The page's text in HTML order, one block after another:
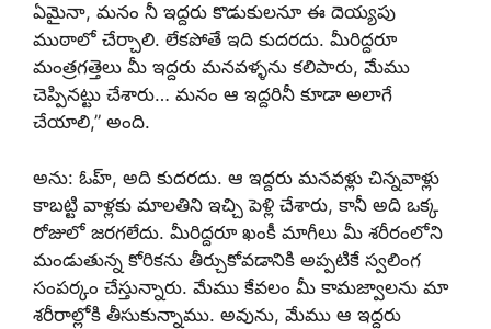
ఏమైనా, మనం నీ ఇద్దరు కొడుకులనూ ఈ దెయ్యపు
ముఠాలో చేర్చాలి. లేకపోతే ఇది కుదరదు. మీరిద్దరూ
మంత్రగత్తెలు మీ ఇద్దరు మనవళ్ళను కలిపారు, మేము
చెప్పినట్టు చేశారు… మనం ఆ ఇద్దరినీ కూడా అలాగే
చేయాలి,” అంది.
అను: ఓహ్, అది కుదరదు. ఆ ఇద్దరు మనవళ్లు చిన్నవాళ్లు
కాబట్టి వాళ్లకు మాలతిని ఇచ్చి పెళ్లి చేశారు, కానీ అది ఒక్క
రోజులో జరగలేదు. మీరిద్దరూ ఖంకీ మాగీలు మీ శరీరంలోని
మండుతున్న కోరికను తీర్చుకోవడానికి అప్పటికే స్వలింగ
సంపర్కం చేస్తున్నారు. మేము కేవలం మీ కామజ్వాలను మా
శరీరాల్లోకి తీసుకున్నాము. అవును, మేము ఆ ఇద్దరు